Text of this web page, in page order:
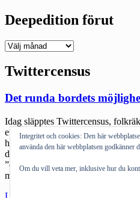
Deepedition förut
Deepedition
Twittercensus
Det runda bordets
Idag släpptes Twittercensus,
ett fantastiskt jobb av
hur mycket elit det finns på Twitter,
demokratiskt. En del av
”elit” och mer medelsvensson
medier som ett […]
Läs mer
Integritet och cookies: Den här
använda den här webbplatsen godkänner
Om du vill veta mer, inklusive hur du